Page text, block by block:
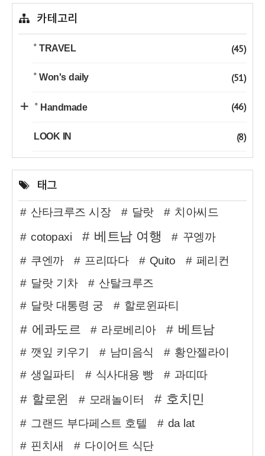
카테고리
˚ TRAVEL (45)
˚ Won's daily (51)
˚ Handmade (46)
LOOK IN (8)
태그
산타크루즈 시장 달랏
치아씨드
cotopaxi
베트남 여행
꾸엥까
쿠엔까
프리따다 Quito
페리컨
달랏 기차
산탈크루즈
달랏 대통령 궁
할로윈파티
에콰도르 라로베리아 베트남
깻잎 키우기 남미음식
황안젤라이
생일파티
식사대용 빵 과띠따
할로윈 모래놀이터 호치민
그랜드 부다페스트 호텔
da lat
핀치새
다이어트 식단